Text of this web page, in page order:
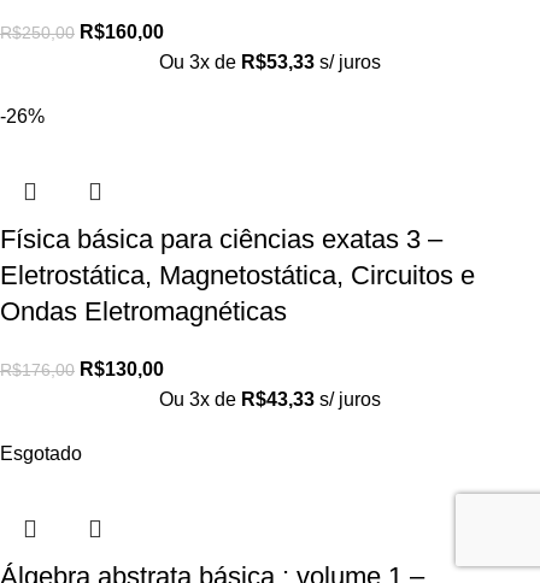
R$250,00 R$160,00
Ou 3x de R$53,33 s/ juros
-26%
Física básica para ciências exatas 3 –
Eletrostática, Magnetostática, Circuitos e
Ondas Eletromagnéticas
R$176,00 R$130,00
Ou 3x de R$43,33 s/ juros
Esgotado
Álgebra abstrata básica : volume 1 –